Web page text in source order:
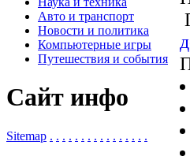
Авто и транспорт
Новости и политика
Компьютерные игры
Путешествия и события
Сайт инфо
Sitemap . . . . . . . . . . . . . . . .